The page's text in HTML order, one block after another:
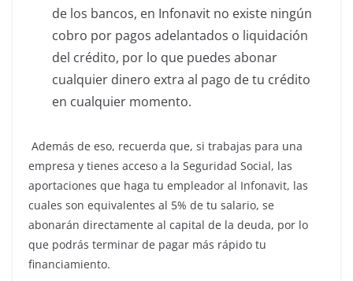
de los bancos, en Infonavit no existe ningún
cobro por pagos adelantados o liquidación
del crédito, por lo que puedes abonar
cualquier dinero extra al pago de tu crédito
en cualquier momento.
Además de eso, recuerda que, si trabajas para una
empresa y tienes acceso a la Seguridad Social, las
aportaciones que haga tu empleador al Infonavit, las
cuales son equivalentes al 5% de tu salario, se
abonarán directamente al capital de la deuda, por lo
que podrás terminar de pagar más rápido tu
financiamiento.